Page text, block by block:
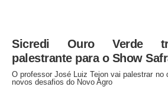
Sicredi Ouro Verde
palestrante para o Show
O professor José Luiz Tejon vai palestrar no
novos desafios do Novo Agro